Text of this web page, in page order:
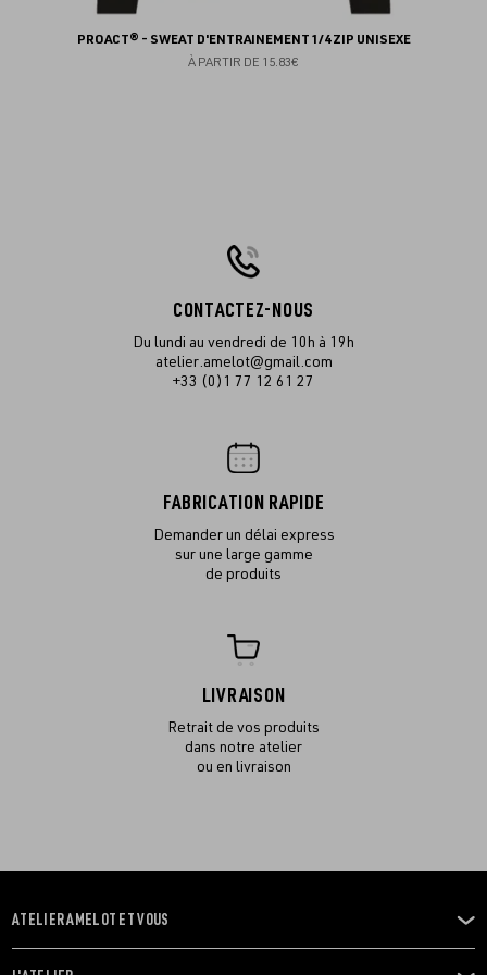
PROACT® - SWEAT D'ENTRAINEMENT 1/4 ZIP UNISEXE
À PARTIR DE 15.83€
CONTACTEZ-NOUS
Du lundi au vendredi de 10h à 19h
atelier.amelot@gmail.com
+33 (0)1 77 12 61 27
FABRICATION RAPIDE
Demander un délai express
sur une large gamme
de produits
LIVRAISON
Retrait de vos produits
dans notre atelier
ou en livraison
OUVRIR
LE
ATELIER AMELOT ET VOUS